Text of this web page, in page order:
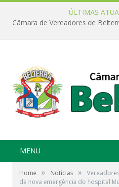
ÚLTIMAS
MENU
Home » Notícias »
da nova emergência do hospital